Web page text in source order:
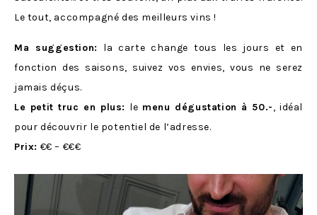
Le tout, accompagné des meilleurs vins !
Ma suggestion:
la carte change tous les jours et en
fonction des saisons, suivez vos envies, vous ne serez
jamais déçus.
Le petit truc en plus: le menu dégustation à 50.-, idéal
pour découvrir le potentiel de l’adresse.
Prix: €€ – €€€